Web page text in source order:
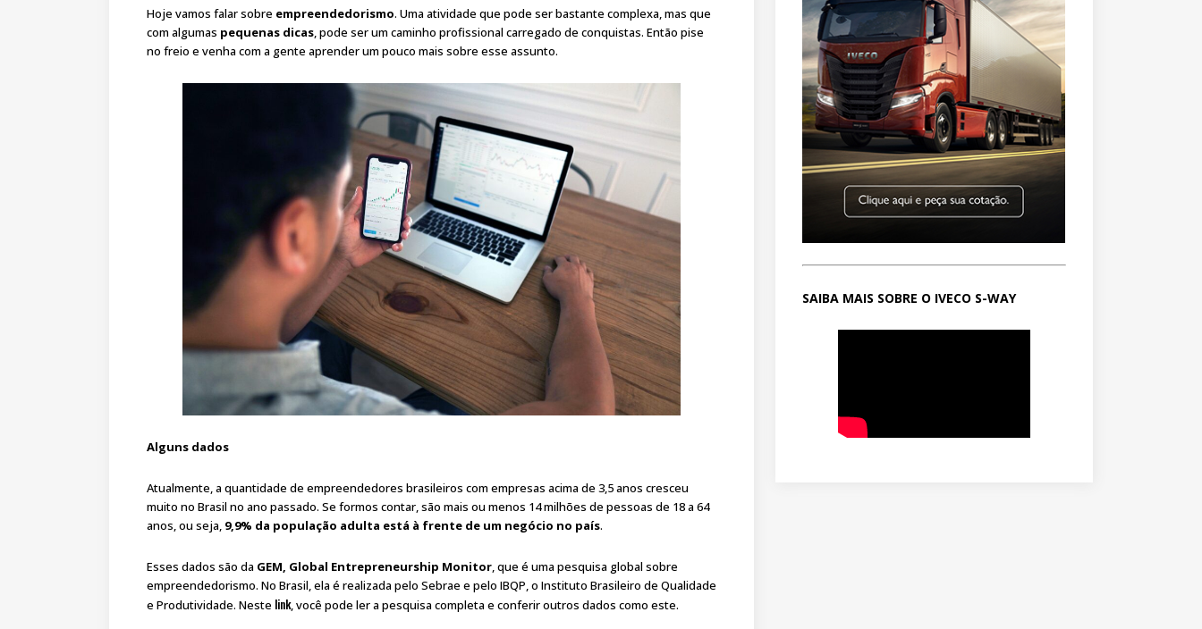
Hoje vamos falar sobre empreendedorismo. Uma atividade que pode ser bastante complexa, mas que
com algumas pequenas dicas, pode ser um caminho profissional carregado de conquistas. Então pise
no freio e venha com a gente aprender um pouco mais sobre esse assunto.
Alguns dados
Atualmente, a quantidade de empreendedores brasileiros com empresas acima de 3,5 anos cresceu
muito no Brasil no ano passado. Se formos contar, são mais ou menos 14 milhões de pessoas de 18 a 64
anos, ou seja, 9,9% da população adulta está à frente de um negócio no país.
Esses dados são da GEM, Global Entrepreneurship Monitor, que é uma pesquisa global sobre
empreendedorismo. No Brasil, ela é realizada pelo Sebrae e pelo IBQP, o Instituto Brasileiro de Qualidade
e Produtividade. Neste link, você pode ler a pesquisa completa e conferir outros dados como este.
SAIBA MAIS SOBRE O IVECO S-WAY